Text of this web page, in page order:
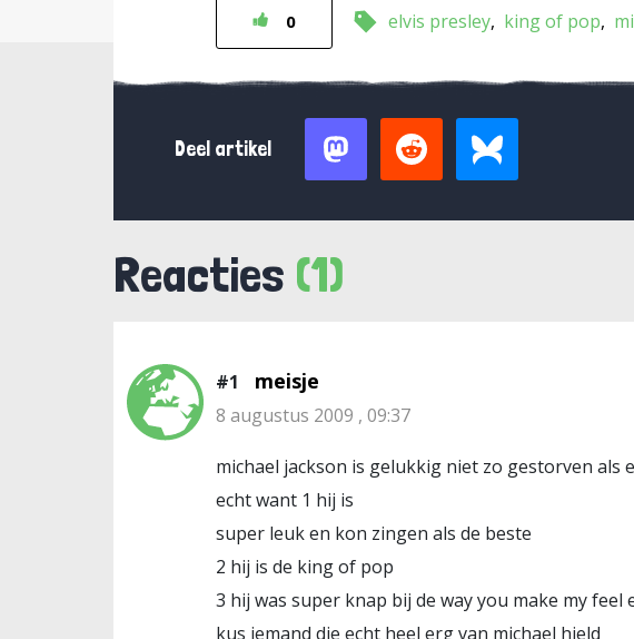
0 elvis presley king of pop
Deel artikel
Reacties (1)
#1 meisje
8 augustus 2009 , 09:37
michael jackson is gelukkig niet zo gestorven als
echt want 1 hij is
super leuk en kon zingen als de beste
2 hij is de king of pop
3 hij was super knap bij de way you make my feel
kus iemand die echt heel erg van michael hield